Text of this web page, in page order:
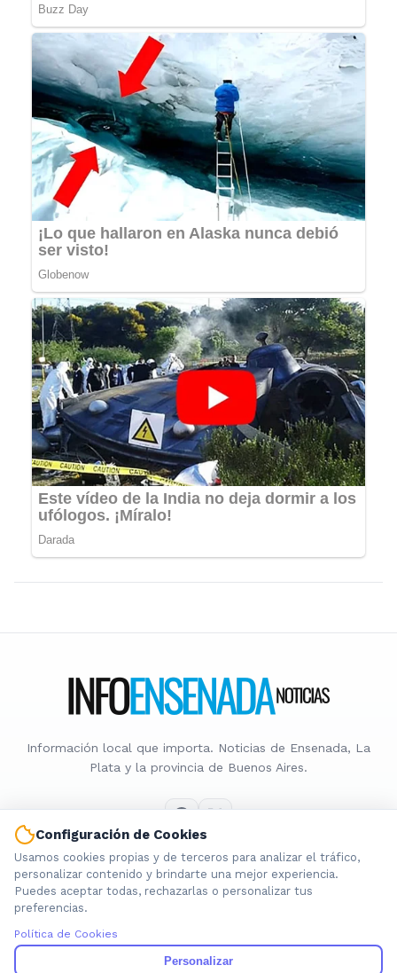
Información local que importa. Noticias de Ensenada, La
Plata y la provincia de Buenos Aires.
Nosotros
Cookies
Política de Contenido
Configuración de Cookies
Usamos cookies propias y de terceros para analizar el tráfico,
personalizar contenido y brindarte una mejor experiencia.
Puedes aceptar todas, rechazarlas o personalizar tus
preferencias.
Política de Cookies
Personalizar